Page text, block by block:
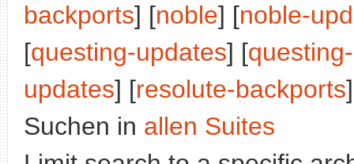
backports] [noble] [noble-
[questing-updates] [
updates] [resolute-backports
Suchen in allen Suites